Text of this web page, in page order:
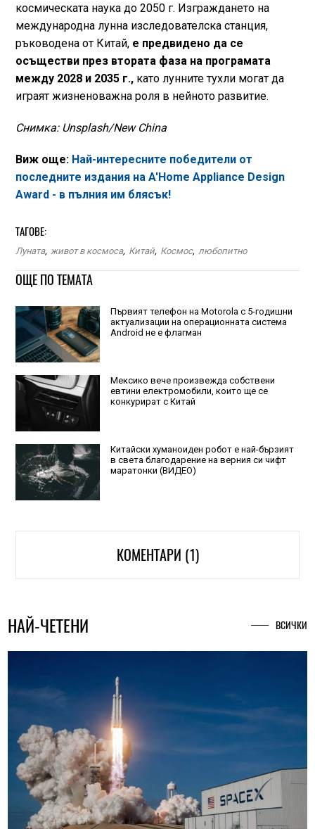
космическата наука до 2050 г. Изграждането на
международна лунна изследователска станция,
ръководена от Китай, е предвидено да се
осъществи през втората фаза на програмата
между 2028 и 2035 г.,като лунните тухли могат да
играят жизненоважна роля в нейното развитие.
Снимка: Unsplash/New China
Виж още: Най-интересните победители от
последните издания на A'Home Appliance Design
Award - в пълния им блясък!
ТАГОВЕ:
Луната, живот в космоса, Китай, Космос, любопитно
ОЩЕ ПО ТЕМАТА
Първият телефон на Motorola с 5-годишни
актуализации на операционната система
Android не е флагман
Мексико вече произвежда собствени
евтини електромобили, които ще се
конкурират с Китай
Китайски хуманоиден робот е най-бързият
в света благодарение на верния си чифт
маратонки (ВИДЕО)
КОМЕНТАРИ (1)
НАЙ-ЧЕТЕНИ ВСИЧКИ